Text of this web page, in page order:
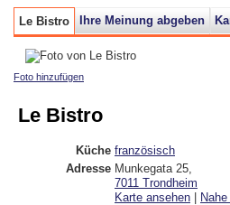
Le Bistro Ihre Meinung abgeben
Foto hinzufügen
Le Bistro
Küche französisch
Adresse Munkegata 25
7011 Trondheim
Karte ansehen |